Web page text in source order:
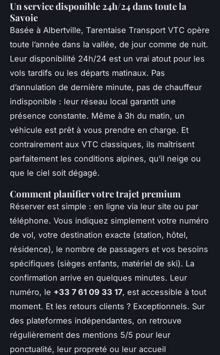
Un service disponible 24h/24 dans toute la
Savoie
Basée à Albertville, Tarentaise Transport VTC opère
toute l’année dans la vallée, de jour comme de nuit.
Leur disponibilité 24h/24 est un vrai atout pour les
vols tardifs ou les départs matinaux. Pas
d’annulation de dernière minute, pas de chauffeur
indisponible : leur réseau local garantit une
présence constante. Même à 3h du matin, un
véhicule est prêt à vous prendre en charge. Et
contrairement aux VTC classiques, ils maîtrisent
parfaitement les conditions alpines, qu’il neige ou
que le ciel soit dégagé.
Comment planifier votre trajet premium
Réserver est simple : en ligne via leur site ou par
téléphone. Vous indiquez simplement votre numéro
de vol, votre destination exacte (station, hôtel,
résidence), le nombre de passagers et vos besoins
spécifiques (sièges enfants, matériel de ski). La
confirmation arrive en quelques minutes. Leur
numéro, le +33 7 61 09 33 17, est accessible à tout
moment. Et les retours clients ? Exceptionnels. Sur
des plateformes indépendantes, on retrouve
régulièrement des mentions 5/5 pour leur
ponctualité, leur propreté ou leur accueil